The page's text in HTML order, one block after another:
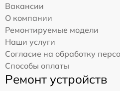
Вакансии
О компании
Ремонтируемые модели
Наши услуги
Согласие на обработку
Способы оплаты
Ремонт устройств